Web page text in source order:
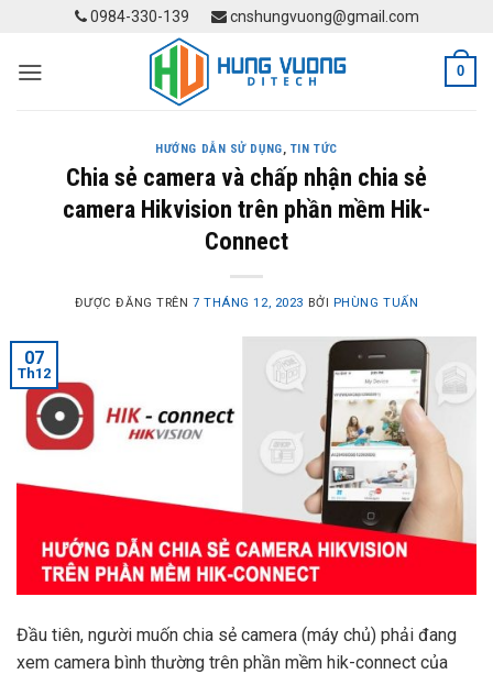
content
0984-330-139 cnshungvuong@gmail.com
0
HƯỚNG DẪN SỬ DỤNG, TIN TỨC
Chia sẻ camera và chấp nhận chia sẻ
camera Hikvision trên phần mềm Hik-
Connect
ĐƯỢC ĐĂNG TRÊN 7 THÁNG 12, 2023 BỞI PHÙNG TUẤN
07
Th12
Đầu tiên, người muốn chia sẻ camera (máy chủ) phải đang
xem camera bình thường trên phần mềm hik-connect của